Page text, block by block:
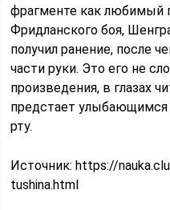
фрагменте как любимый
Фридланского боя,
получил ранение, после
части руки. Это его не
произведения, в глазах
предстает улыбающимся
рту.
Источник:https://
tushina.html